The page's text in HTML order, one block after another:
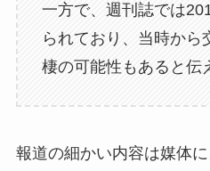
一方で、週刊誌では
られており、当時から
棲の可能性もあると伝
報道の細かい内容は媒体に